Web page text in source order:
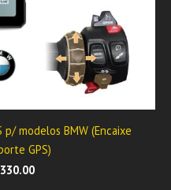
p/ modelos BMW (Encaixe
GPS)